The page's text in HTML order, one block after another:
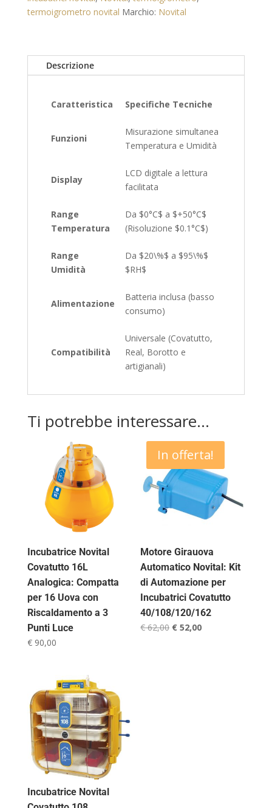
quantità
termoigrometro novital Marchio: Novital
Descrizione
Caratteristica Specifiche Tecniche
Funzioni
Misurazione simultanea
Temperatura e Umidità
Display
LCD digitale a lettura
facilitata
Range
Temperatura
Da $0°C$ a $+50°C$
(Risoluzione $0.1°C$)
Range
Umidità
Da $20\%$ a $95\%$
$RH$
Alimentazione
Batteria inclusa (basso
consumo)
Compatibilità
Universale (Covatutto,
Real, Borotto e
artigianali)
Ti potrebbe interessare…
Incubatrice Novital
Covatutto 16L
Analogica: Compatta
per 16 Uova con
Riscaldamento a 3
Punti Luce
€90,00
In offerta!
Motore Girauova
Automatico Novital: Kit
di Automazione per
Incubatrici Covatutto
40/108/120/162
€62,00 Il
€ 52,00Il
Incubatrice Novital